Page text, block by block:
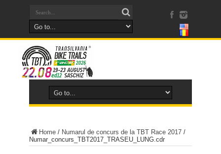
Home / Numarul de concurs de la TBT Race 2017 /
Numar_concurs_TBT2017_TRASEU_LUNG.cdr